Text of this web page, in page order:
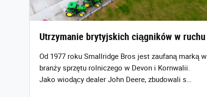
Utrzymanie brytyjskich ciągników w ruchu
Od 1977 roku Smallridge Bros jest zaufaną marką w
branży sprzętu rolniczego w Devon i Kornwalii.
Jako wiodący dealer John Deere, zbudowali s…